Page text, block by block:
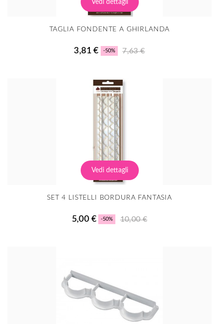
Vedi dettagli
TAGLIA FONDENTE A GHIRLANDA
3,81 € -50% 7,63 €
Vedi dettagli
SET 4 LISTELLI BORDURA FANTASIA
5,00 € -50% 10,00 €